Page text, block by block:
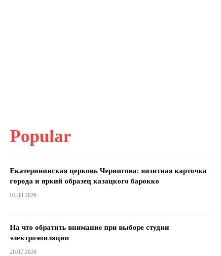
Popular
Екатерининская церковь Чернигова: визитная карточка
города и яркий образец казацкого барокко
04.08.2026
На что обратить внимание при выборе студии
электроэпиляции
20.07.2026